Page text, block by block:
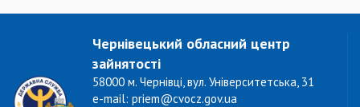
Чернівецький обласний центр
зайнятості
58000 м. Чернівці, вул. Університетська, 31
e-mail: priem@cvocz.gov.ua